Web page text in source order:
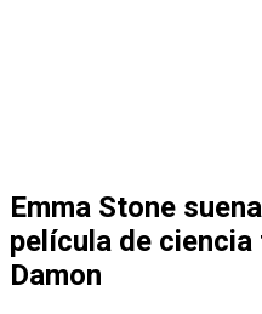
Emma Stone
película de
Damon